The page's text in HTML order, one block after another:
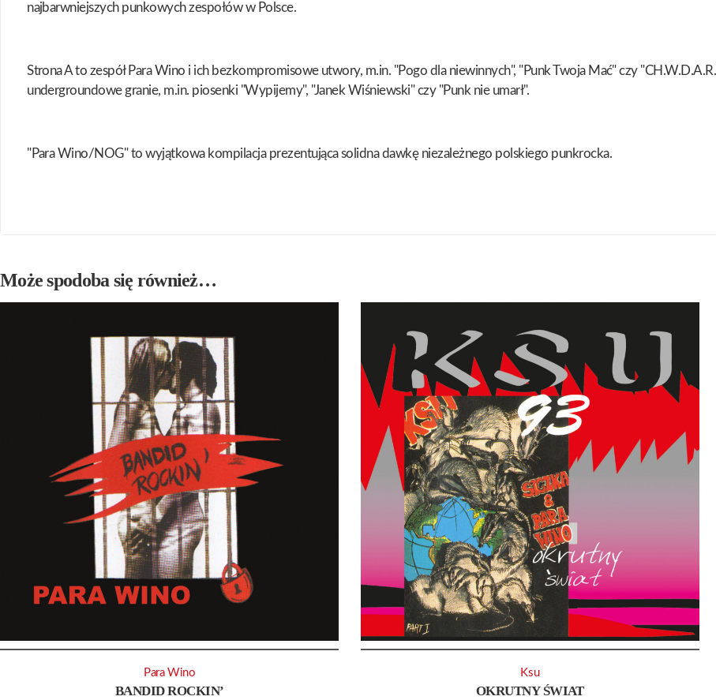
najbarwniejszych punkowych zespołów w Polsce.
Strona A to zespół Para Wino i ich bezkompromisowe utwory, m.in. "Pogo dla niewinnych", "Punk Twoja Mać" czy
undergroundowe granie, m.in. piosenki "Wypijemy", "Janek Wiśniewski" czy "Punk nie umarł".
"Para Wino/NOG" to wyjątkowa kompilacja prezentująca solidna dawkę niezależnego polskiego punkrocka.
Może spodoba się również…
BANDID ROCKIN’
Para Wino
OKRUTNY ŚWIAT
Ksu